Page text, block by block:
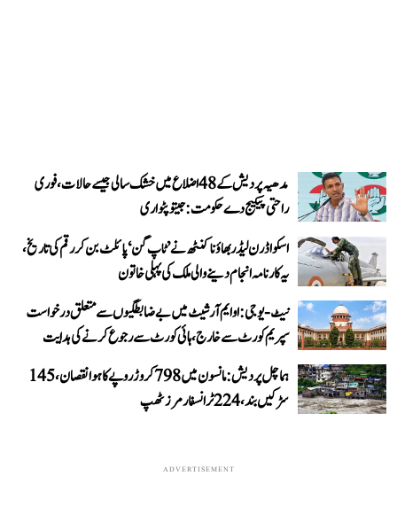
مدھیہ پردیش کے 48 اضلاع میں خشک سالی جیسے حالات، فوری
راحتی پیکیج دے حکومت: جیتو پٹواری
اسکواڈرن لیڈر بھاؤنا کنٹھ نے ’ٹاپ گن‘ پائلٹ بن کر رقم کی تاریخ،
یہ کارنامہ انجام دینے والی ملک کی پہلی خاتون
نیٹ-یو جی: او ایم آر شیٹ میں بے ضابطگیوں سے متعلق درخواست
سپریم کورٹ سے خارج، ہائی کورٹ سے رجوع کرنے کی ہدایت
ہماچل پردیش: مانسون میں 798 کروڑ روپے کا ہوا نقصان، 145
سڑکیں بند، 224 ٹرانسفارمرز ٹھپ
ADVERTISEMENT